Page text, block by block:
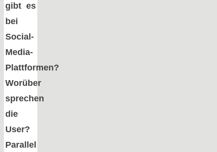
gibt es
bei
Social-
Media-
Plattformen?
Worüber
sprechen
die
User?
Parallel